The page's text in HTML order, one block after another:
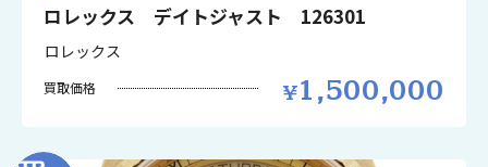
ロレックス デイトジャスト 126301
ロレックス
買取価格 1,500,000